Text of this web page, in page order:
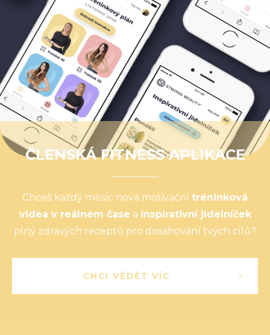
ČLENSKÁ FITNESS APLIKACE
Chceš každý měsíc nová motivační tréninková
videa v reálném čase a inspirativní jídelníček
plný zdravých receptů pro dosahování tvých cílů?
CHCI VĚDĚT VÍC